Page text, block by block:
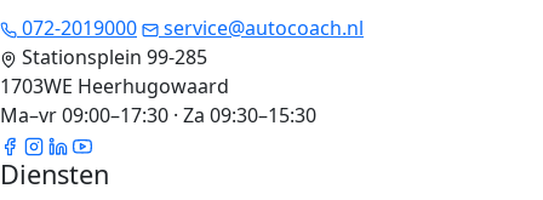
072-2019000
service@autocoach.nl
Stationsplein 99-285
1703WE Heerhugowaard
Ma–vr 09:00–17:30 · Za 09:30–15:30
Diensten